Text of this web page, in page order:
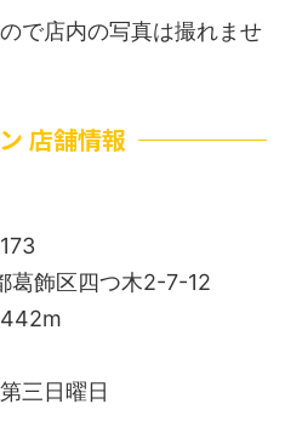
で店内の写真は撮れませ
店舗情報
葛飾区四つ木2-7-12
三日曜日